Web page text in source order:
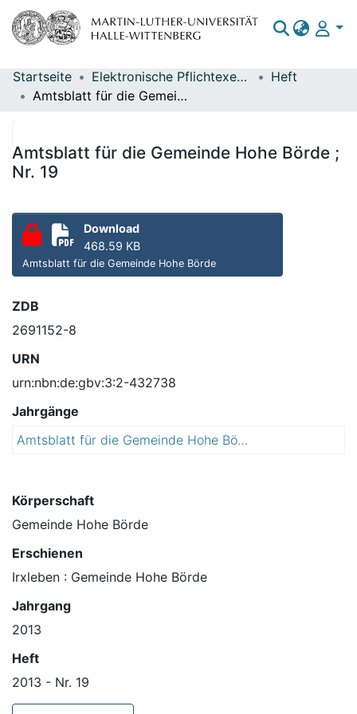
Bereiche & Sammlungen
Statistiken
Startseite Elektronische Pflichtexemplare
Heft
Amtsblatt für die Gemeinde Hohe Börde ; Nr. 19
Amtsblatt für die Gemeinde Hohe Börde ;
Nr. 19
Download
468.59 KB
Amtsblatt für die Gemeinde Hohe Börde
ZDB
2691152-8
URN
urn:nbn:de:gbv:3:2-432738
Jahrgänge
Amtsblatt für die Gemeinde Hohe Börde
Körperschaft
Gemeinde Hohe Börde
Erschienen
Irxleben : Gemeinde Hohe Börde
Jahrgang
2013
Heft
2013 - Nr. 19